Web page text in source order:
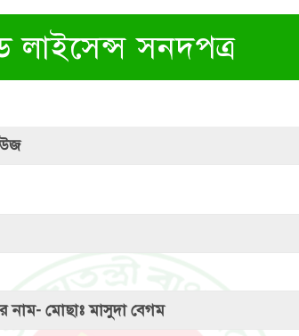
লাইসেন্স সনদপত্র
নাম- মোছাঃ মাসুদা বেগম